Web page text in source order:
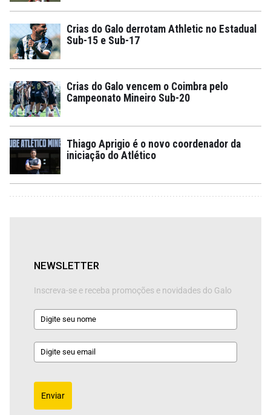
Crias do Galo derrotam Athletic no Estadual
Sub-15 e Sub-17
Crias do Galo vencem o Coimbra pelo
Campeonato Mineiro Sub-20
Thiago Aprigio é o novo coordenador da
iniciação do Atlético
NEWSLETTER
Inscreva-se e receba promoções e novidades do Galo
Enviar